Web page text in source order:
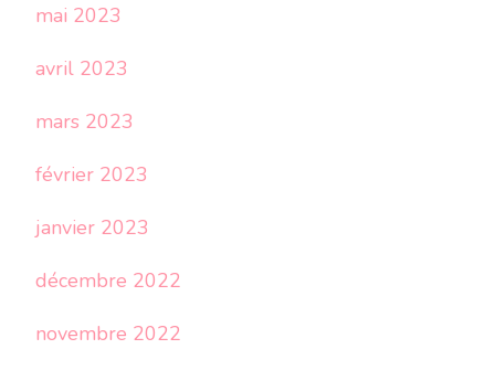
mai 2023
avril 2023
mars 2023
février 2023
janvier 2023
décembre 2022
novembre 2022